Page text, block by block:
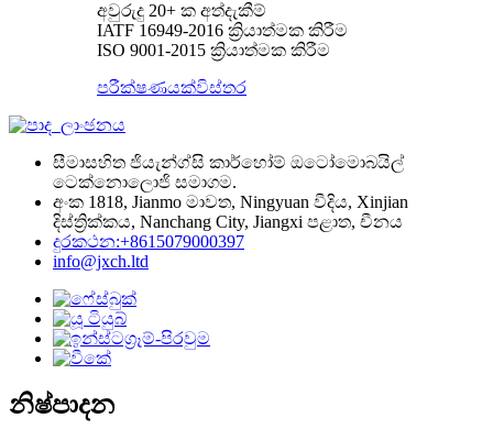
අවුරුදු 20+ ක අත්දැකීම්
IATF 16949-2016 ක්‍රියාත්මක කිරීම
ISO 9001-2015 ක්‍රියාත්මක කිරීම
පරීක්ෂණයක්විස්තර
සීමාසහිත ජියැන්ග්සි කාර්හෝම් ඔටෝමොබයිල්
ටෙක්නොලොජි සමාගම.
අංක 1818, Jianmo මාවත, Ningyuan වීදිය, Xinjian
දිස්ත්‍රික්කය, Nanchang City, Jiangxi පළාත, චීනය
දුරකථන:+8615079000397
info@jxch.ltd
නිෂ්පාදන